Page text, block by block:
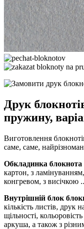
Друк
пружину,
Виготовлення
саме, саме,
Обкладинка блокнота
картон, з
конгревом, з висічкою
Внутрішній блок
кількість листів, друк
щільності,
аркуша, а також з